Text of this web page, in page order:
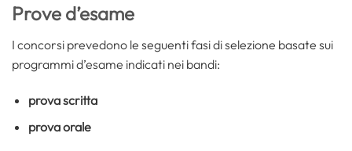
Prove d’esame
I concorsi prevedono le seguenti fasi di selezione basate sui
programmi d’esame indicati nei bandi:
prova scritta
prova orale